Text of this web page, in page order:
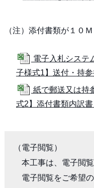
（注）添付書類が１０
電子入札システ
子様式1】送付・持
紙で郵送又は持
式2】添付書類内訳
（電子閲覧）
本工事は、電子閲覧
電子閲覧をご希望